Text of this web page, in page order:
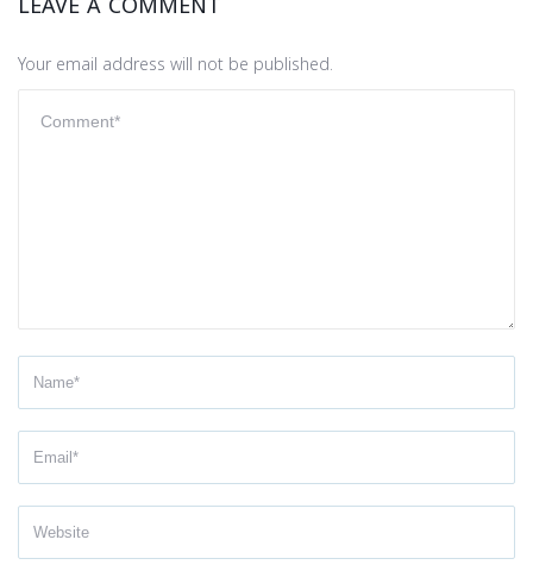
LEAVE A COMMENT
Your email address will not be published.